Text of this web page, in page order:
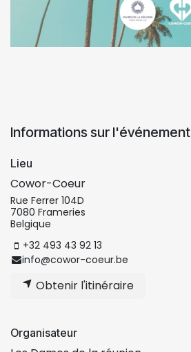
Informations sur l'événement
Lieu
Cowor-Coeur
Rue Ferrer 104D
7080 Frameries
Belgique
+32 493 43 92 13
info@cowor-coeur.be
Obtenir l'itinéraire
Organisateur